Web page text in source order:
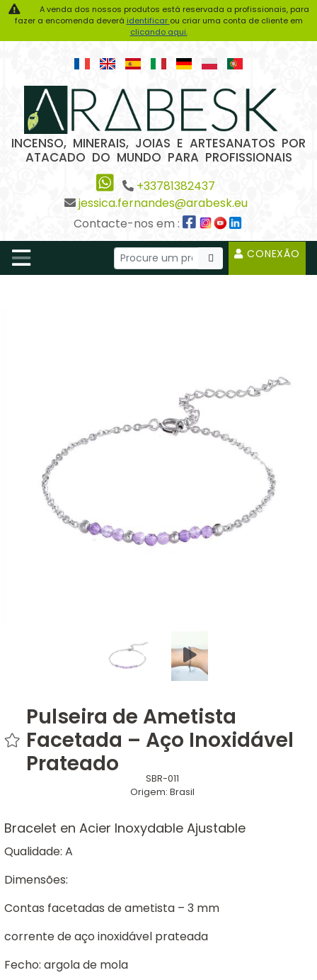
A venda dos nossos produtos está reservada a profissionais, para
fazer a encomenda deverá identificar ou criar uma conta de cliente em
clicando aqui.
INCENSO, MINERAIS, JOIAS E ARTESANATOS POR
ATACADO DO MUNDO PARA PROFISSIONAIS
+33781382437
jessica.fernandes@arabesk.eu
Contacte-nos em :
CONEXÃO
Pulseira de Ametista
Facetada – Aço Inoxidável
Prateado
SBR-011
Origem: Brasil
Bracelet en Acier Inoxydable Ajustable
Qualidade: A
Dimensões:
Contas facetadas de ametista – 3 mm
corrente de aço inoxidável prateada
Fecho: argola de mola